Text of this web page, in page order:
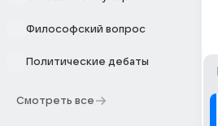
Философский вопрос
Политические дебаты
Смотреть все